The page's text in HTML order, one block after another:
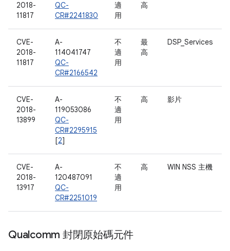
2018-
11817
QC-
CR#2241830
適
用
高
CVE-
2018-
11817
A-
114041747
QC-
CR#2166542
不
適
用
最
高
DSP_Services
CVE-
2018-
13899
A-
119053086
QC-
CR#2295915
[2]
不
適
用
高 影片
CVE-
2018-
13917
A-
120487091
QC-
CR#2251019
不
適
用
高 WIN NSS 主機
Qualcomm 封閉原始碼元件